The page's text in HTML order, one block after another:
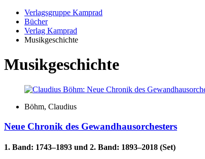
Verlagsgruppe Kamprad
Bücher
Verlag Kamprad
Musikgeschichte
Musikgeschichte
Böhm, Claudius
Neue Chronik des Gewandhausorchesters
1. Band: 1743–1893 und 2. Band: 1893–2018 (Set)